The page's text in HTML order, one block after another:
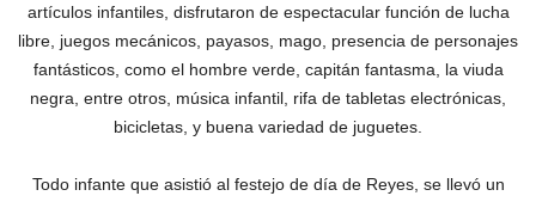
artículos infantiles, disfrutaron de espectacular función de lucha
libre, juegos mecánicos, payasos, mago, presencia de personajes
fantásticos, como el hombre verde, capitán fantasma, la viuda
negra, entre otros, música infantil, rifa de tabletas electrónicas,
bicicletas, y buena variedad de juguetes.
Todo infante que asistió al festejo de día de Reyes, se llevó un